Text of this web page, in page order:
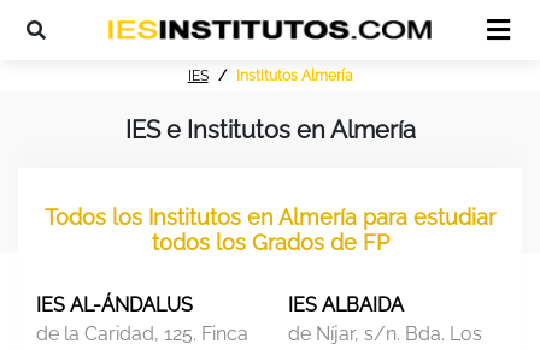
IES Institutos Almería
IES e Institutos en Almería
Todos los Institutos en Almería para estudiar
todos los Grados de FP
IES AL-ÁNDALUS
de la Caridad, 125. Finca
IES ALBAIDA
de Níjar, s/n. Bda. Los